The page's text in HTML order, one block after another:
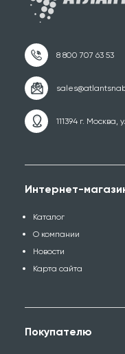
111394 г.
Интернет-
Каталог
О компании
Новости
Карта сайта
Покупателю